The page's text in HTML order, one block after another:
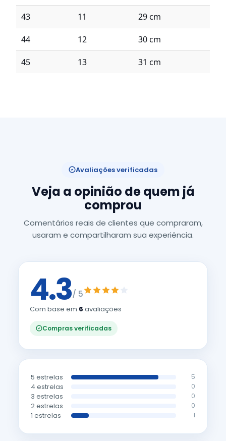
43 11 29 cm
44 12 30 cm
45 13 31 cm
Avaliações verificadas
Veja a opinião de quem já
comprou
Comentários reais de clientes que compraram,
usaram e compartilharam sua experiência.
4.3/ 5
Com base em 6 avaliações
Compras verificadas
5 estrelas 5
4 estrelas 0
3 estrelas 0
2 estrelas 0
1 estrelas 1